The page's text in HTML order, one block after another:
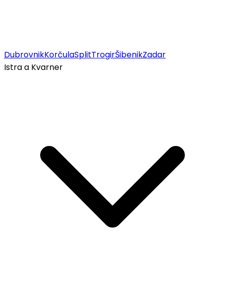
DubrovnikKorčulaSplitTrogirŠibenikZadar
Istra a Kvarner